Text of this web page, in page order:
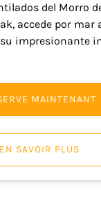
del Morro
accede por mar
impresionante
MAINTENANT
EN SAVOIR PLUS